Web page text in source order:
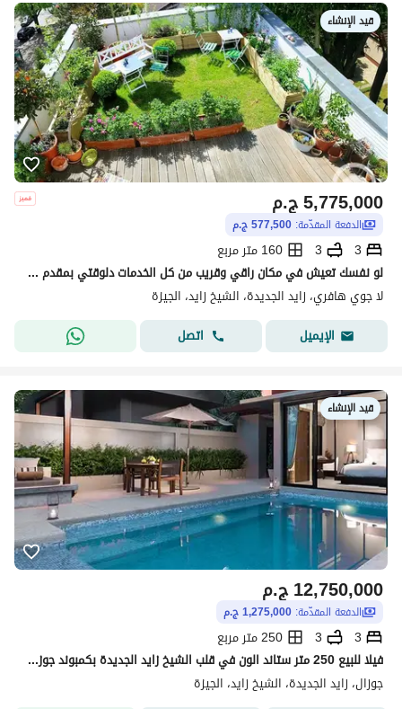
قيد الإنشاء
ج.م5,775,000
الدفعة المقدّمة: 577,500 ج.م
3
3
160 متر مربع
لو نفسك تعيش في مكان راقي وقريب من كل الخدمات دلوقتي بمقدم 10% تقدر تمتلك سكاي فيلا في لا جوي هافر زايد الجديدة 160 متر بأوبن روف 95 متر، وبسعر خيالى
لا جوي هافري، زايد الجديدة، الشيخ زايد، الجيزة
الإيميل
اتصل
قيد الإنشاء
ج.م12,750,000
الدفعة المقدّمة: 1,275,000 ج.م
3
3
250 متر مربع
فيلا للبيع 250 متر ستاند الون في قلب الشيخ زايد الجديدة بكمبوند جوزال بموقع استراتيجي قريب من كل المحاور مع مساحات خضراء وبحيرات وتصميم أوروبي راقي
جوزال، زايد الجديدة، الشيخ زايد، الجيزة